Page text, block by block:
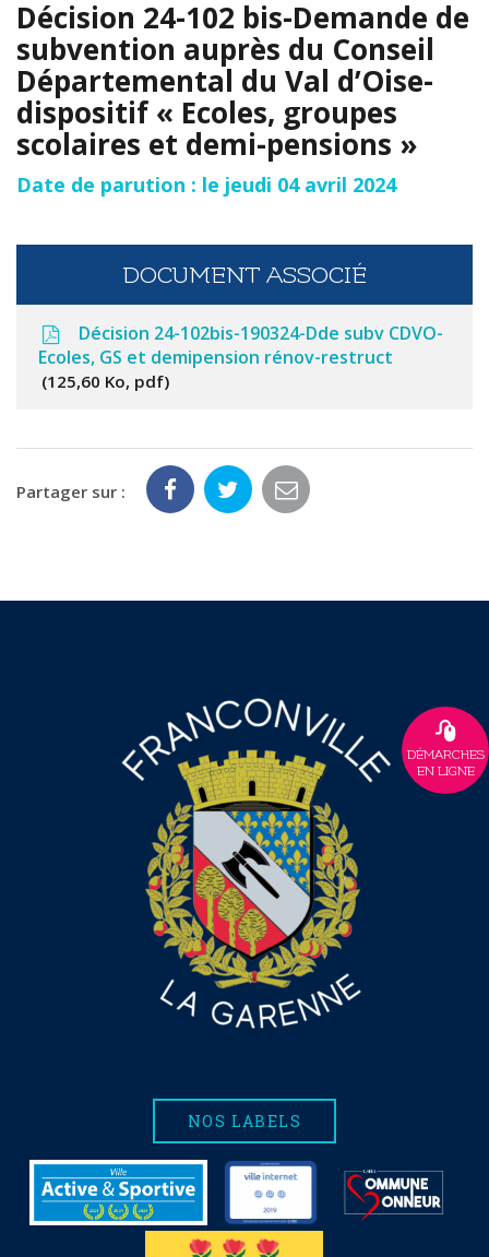
Décision 24-102 bis-Demande de
subvention auprès du Conseil
Départemental du Val d’Oise-
dispositif « Ecoles, groupes
scolaires et demi-pensions »
Date de parution : le jeudi 04 avril 2024
DOCUMENT ASSOCIÉ
Décision 24-102bis-190324-Dde subv CDVO-
Ecoles, GS et demipension rénov-restruct
125,60 Ko, pdf
Partager sur :
NOS LABELS
DÉMARCHES
EN LIGNE